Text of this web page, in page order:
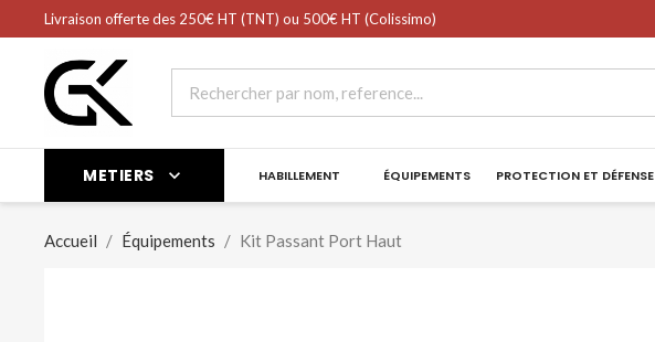
Panier
Livraison offerte des 250€ HT (TNT) ou 500€ HT (Colissimo)
METIERS  HABILLEMENT ÉQUIPEMENTS PROTECTION ET DÉFENSE
Accueil Équipements Kit Passant Port Haut